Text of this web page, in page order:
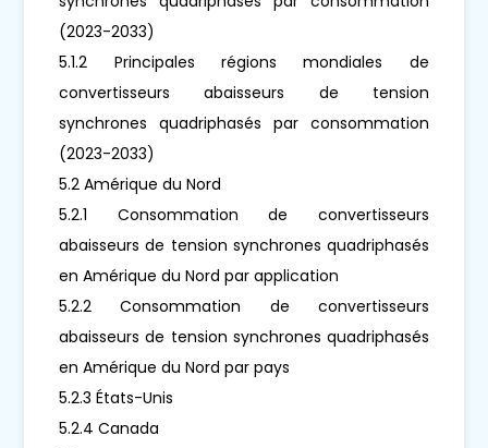
(2023-2033)
5.1.2 Principales régions mondiales de
convertisseurs abaisseurs de tension
synchrones quadriphasés par consommation
(2023-2033)
5.2 Amérique du Nord
5.2.1 Consommation de convertisseurs
abaisseurs de tension synchrones quadriphasés
en Amérique du Nord par application
5.2.2 Consommation de convertisseurs
abaisseurs de tension synchrones quadriphasés
en Amérique du Nord par pays
5.2.3 États-Unis
5.2.4 Canada